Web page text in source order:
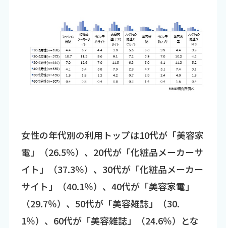
女性の年代別の利用トップは10代が「美容家
電」（26.5％）、20代が「化粧品メーカーサ
イト」（37.3％）、30代が「化粧品メーカー
サイト」（40.1％）、40代が「美容家電」
（29.7％）、50代が「美容雑誌」（30.
1％）、60代が「美容雑誌」（24.6％）とな